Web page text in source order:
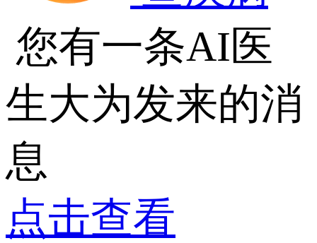
您有一条AI医
生大为发来的消
息
点击查看